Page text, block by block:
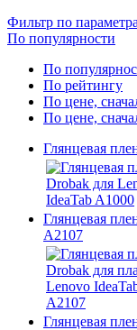
Фильтр по
По популярности
По
По рейтингу
По цене,
По цене,
Глянцевая
Глянцевая
A2107
Глянцевая